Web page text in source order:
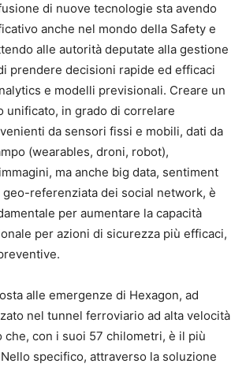
di nuove tecnologie sta avendo
anche nel mondo della Safety e
alle autorità deputate alla gestione
prendere decisioni rapide ed efficaci
e modelli previsionali. Creare un
unificato, in grado di correlare
da sensori fissi e mobili, dati da
(wearables, droni, robot),
ma anche big data, sentiment
geo-referenziata dei social network, è
per aumentare la capacità
per azioni di sicurezza più efficaci,
alle emergenze di Hexagon, ad
nel tunnel ferroviario ad alta velocità
che, con i suoi 57 chilometri, è il più
specifico, attraverso la soluzione